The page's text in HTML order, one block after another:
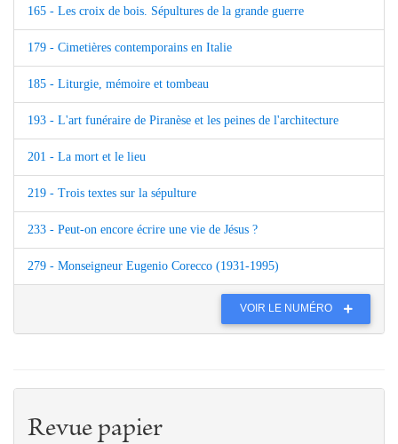
165 - Les croix de bois. Sépultures de la grande guerre
179 - Cimetières contemporains en Italie
185 - Liturgie, mémoire et tombeau
193 - L'art funéraire de Piranèse et les peines de l'architecture
201 - La mort et le lieu
219 - Trois textes sur la sépulture
233 - Peut-on encore écrire une vie de Jésus ?
279 - Monseigneur Eugenio Corecco (1931-1995)
VOIR LE NUMÉRO
Revue papier